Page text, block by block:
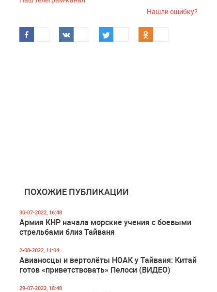
Нашли ошибку?
ПОХОЖИЕ ПУБЛИКАЦИИ
30-07-2022, 16:48
Армия КНР начала морские учения с боевыми
стрельбами близ Тайваня
2-08-2022, 11:04
Авианосцы и вертолёты НОАК у Тайваня: Китай
готов «приветствовать» Пелоси (ВИДЕО)
29-07-2022, 18:48